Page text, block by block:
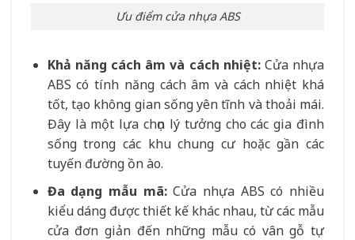
Ưu điểm cửa nhựa ABS
Khả năng cách âm và cách nhiệt:Cửa nhựa
ABS có tính năng cách âm và cách nhiệt khá
tốt, tạo không gian sống yên tĩnh và thoải mái.
Đây là một lựa chọn lý tưởng cho các gia đình
sống trong các khu chung cư hoặc gần các
tuyến đường ồn ào.
Đa dạng mẫu mã:Cửa nhựa ABS có nhiều
kiểu dáng được thiết kế khác nhau, từ các mẫu
cửa đơn giản đến những mẫu có vân gỗ tự